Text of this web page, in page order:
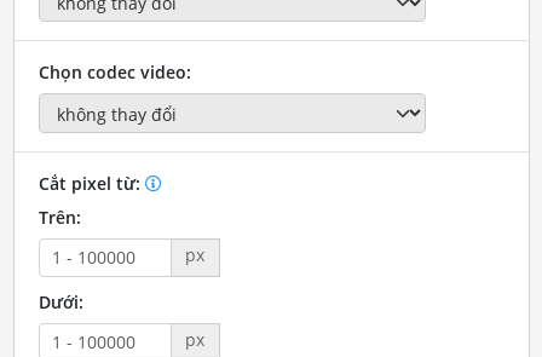
Chọn codec video:
Cắt pixel từ:
Trên:
px
Dưới:
px